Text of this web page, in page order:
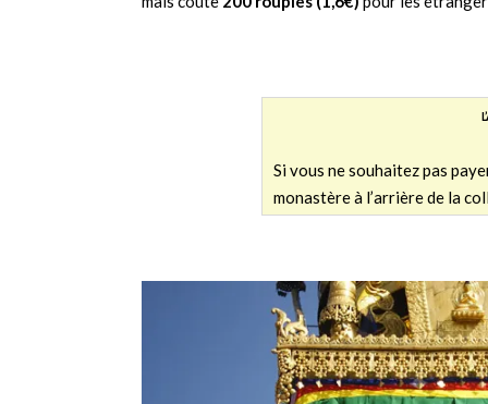
Si vous ne souhaitez pas
monastère à l’arrière de la